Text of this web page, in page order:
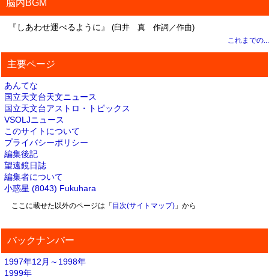
脳内BGM
『しあわせ運べるように』 (臼井 真 作詞／作曲)
これまでの...
主要ページ
あんてな
国立天文台天文ニュース
国立天文台アストロ・トピックス
VSOLJニュース
このサイトについて
プライバシーポリシー
編集後記
望遠鏡日誌
編集者について
小惑星 (8043) Fukuhara
ここに載せた以外のページは「 目次(サイトマップ)」から
バックナンバー
1997年12月～1998年
1999年